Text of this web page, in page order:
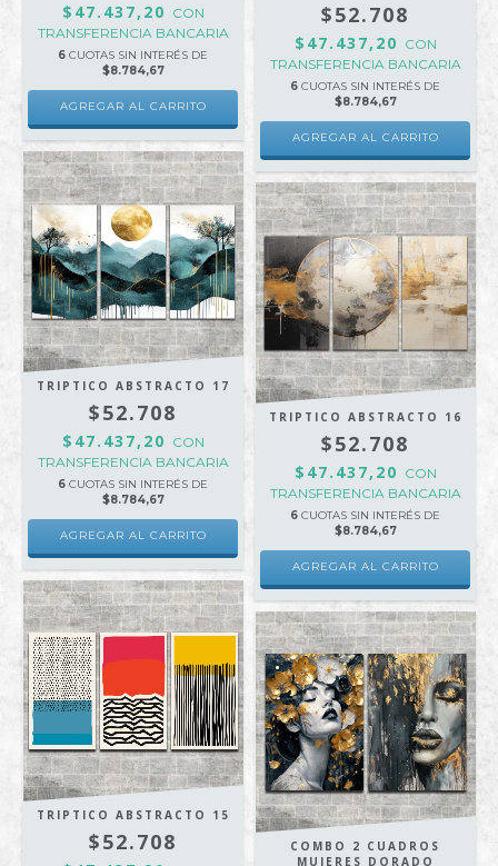
$47.437,20 CON
TRANSFERENCIA BANCARIA
6 CUOTAS SIN INTERÉS DE
$8.784,67
AGREGAR AL CARRITO
$52.708
$47.437,20 CON
TRANSFERENCIA BANCARIA
6 CUOTAS SIN INTERÉS DE
$8.784,67
AGREGAR AL CARRITO
TRIPTICO ABSTRACTO 17
$52.708
$47.437,20 CON
TRANSFERENCIA BANCARIA
6 CUOTAS SIN INTERÉS DE
$8.784,67
AGREGAR AL CARRITO
TRIPTICO ABSTRACTO 16
$52.708
$47.437,20 CON
TRANSFERENCIA BANCARIA
6 CUOTAS SIN INTERÉS DE
$8.784,67
AGREGAR AL CARRITO
TRIPTICO ABSTRACTO 15
$52.708
COMBO 2 CUADROS
MUJERES DORADO